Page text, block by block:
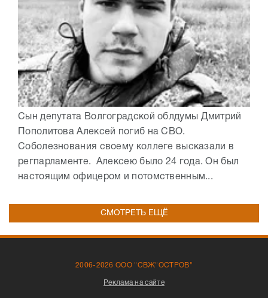
Сын депутата Волгоградской облдумы Дмитрий
Пополитова Алексей погиб на СВО.
Соболезнования своему коллеге высказали в
регпарламенте. Алексею было 24 года. Он был
настоящим офицером и потомственным...
СМОТРЕТЬ ЕЩЁ
2006-2026 ООО "СВЖ"ОСТРОВ"
Реклама на сайте